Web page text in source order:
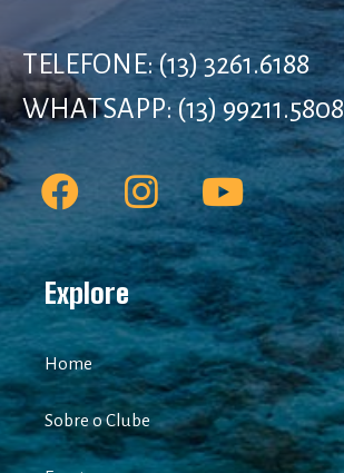
TELEFONE: (13) 3261.6188
WHATSAPP: (13) 99211.5808
Explore
Home
Sobre o Clube